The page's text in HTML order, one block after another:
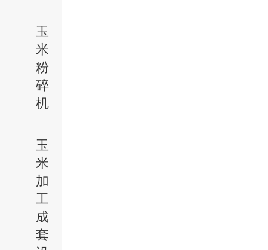
玉
米
粉
碎
机
玉
米
加
工
成
套